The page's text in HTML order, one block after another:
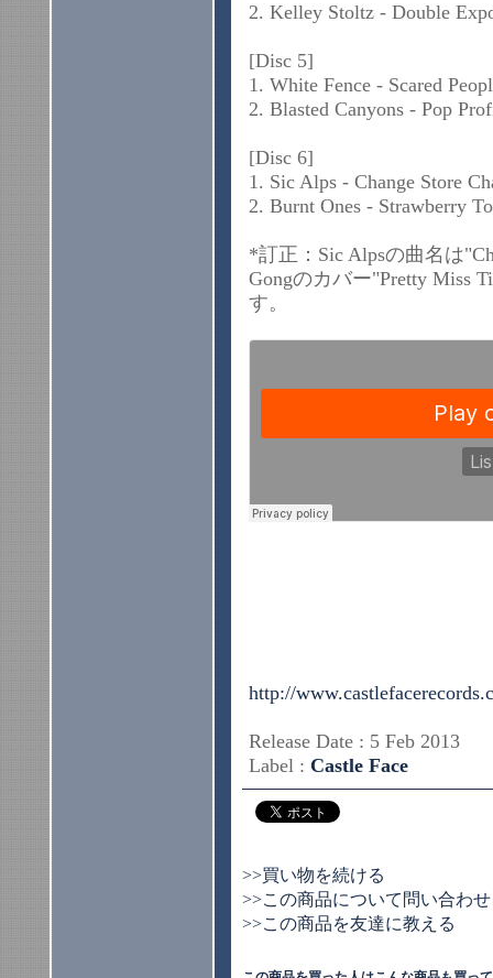
2. Kelley Stoltz - Double
[Disc 5]
1. White Fence - Scared
2. Blasted Canyons - Pop
[Disc 6]
1. Sic Alps - Change Store
2. Burnt Ones - Strawberry
*訂正：Sic Alpsの曲名は
Gongのカバー"Pretty Miss
す。
http://
Release Date : 5 Feb 2013
Label : Castle Face
>>買い物を続ける
>>この商品について問い合わ
>>この商品を友達に教える